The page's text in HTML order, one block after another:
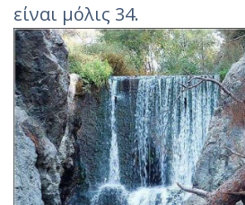
είναι μόλις 34.